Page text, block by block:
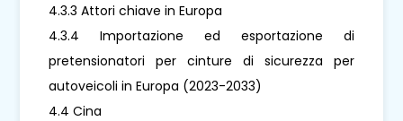
4.3.3 Attori chiave in Europa
4.3.4 Importazione ed esportazione di
pretensionatori per cinture di sicurezza per
autoveicoli in Europa (2023-2033)
4.4 Cina